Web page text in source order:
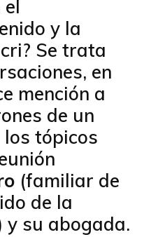
y la
Se trata
en
mención a
de un
tópicos
(familiar de
de la
y su abogada.